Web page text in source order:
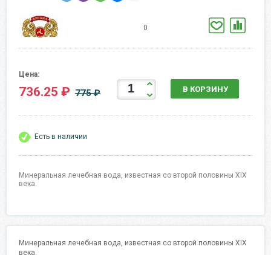
0
Цена:
736.25 ₽ 775 ₽ В КОРЗИНУ
Есть в наличии
Минеральная лечебная вода, известная со второй половины XIX
века.
Минеральная лечебная вода, известная со второй половины XIX
века.